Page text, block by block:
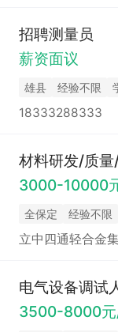
招聘测量员
薪资面议
雄县 经验不限
18333288333
3000-10000
全保定 经验不限
立中四通轻合金
电气设备调
3500-8000元